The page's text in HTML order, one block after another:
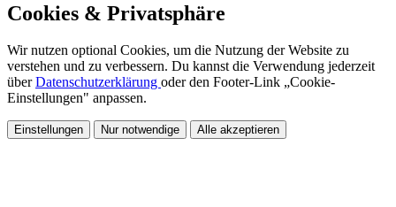
Cookies & Privatsphäre
Wir nutzen optional Cookies, um die Nutzung der Website zu
verstehen und zu verbessern. Du kannst die Verwendung jederzeit
überDatenschutzerklärung oder den Footer-Link „Cookie-
Einstellungen" anpassen.
Einstellungen Nur notwendige Alle akzeptieren